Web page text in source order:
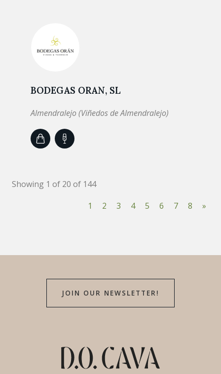
BODEGAS ORAN, SL
Almendralejo (Viñedos de Almendralejo)
Showing 1 of 20 of 144
1
2 3 4 5 6 7 8 »
JOIN OUR NEWSLETTER!